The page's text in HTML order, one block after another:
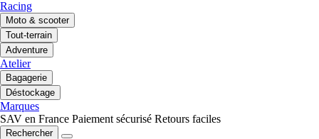
Racing
Moto & scooter
Tout-terrain
Adventure
Atelier
Bagagerie
Déstockage
Marques
SAV en France Paiement sécurisé Retours faciles
Rechercher